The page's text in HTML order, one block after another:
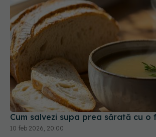
Cum salvezi supa prea sărată cu o
10 feb 2026, 20:00